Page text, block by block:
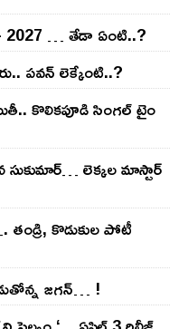
… తేడా ఏంటి..?
ప‌వ‌న్ లెక్కేంటి..?
కొలిక‌పూడి సింగ‌ల్ టైం
లెక్క‌ల మాస్టార్
కొడుకుల పోటీ
జ‌గ‌న్‌… !